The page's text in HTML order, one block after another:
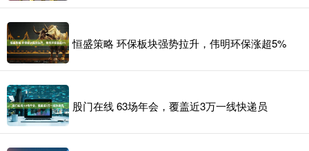
恒盛策略 环保板块强势拉升，伟明环保涨超5%
股门在线 63场年会，覆盖近3万一线快递员